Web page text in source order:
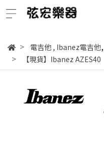
電吉他, Ibanez電吉他,
【現貨】Ibanez AZES40